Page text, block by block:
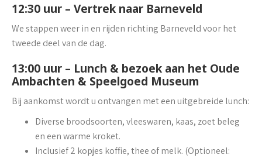
12:30 uur – Vertrek naar Barneveld
We stappen weer in en rijden richting Barneveld voor het
tweede deel van de dag.
13:00 uur – Lunch & bezoek aan het Oude
Ambachten & Speelgoed Museum
Bij aankomst wordt u ontvangen met een uitgebreide lunch:
Diverse broodsoorten, vleeswaren, kaas, zoet beleg
en een warme kroket.
Inclusief 2 kopjes koffie, thee of melk. (Optioneel: